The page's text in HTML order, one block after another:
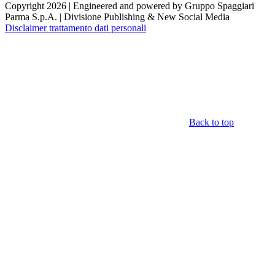
Copyright 2026 | Engineered and powered by Gruppo Spaggiari
Parma S.p.A. | Divisione Publishing & New Social Media
Disclaimer trattamento dati personali
Back to top